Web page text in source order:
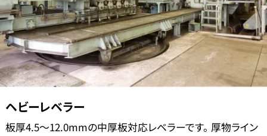
ヘビーレベラー
板厚4.5～12.0mmの中厚板対応レベラーです。 厚物ライン